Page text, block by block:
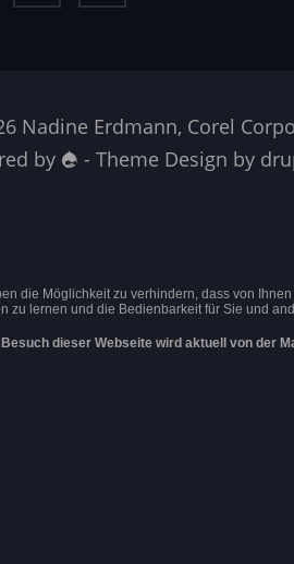
Nadine Erdmann, Corel
by
- Theme Design by